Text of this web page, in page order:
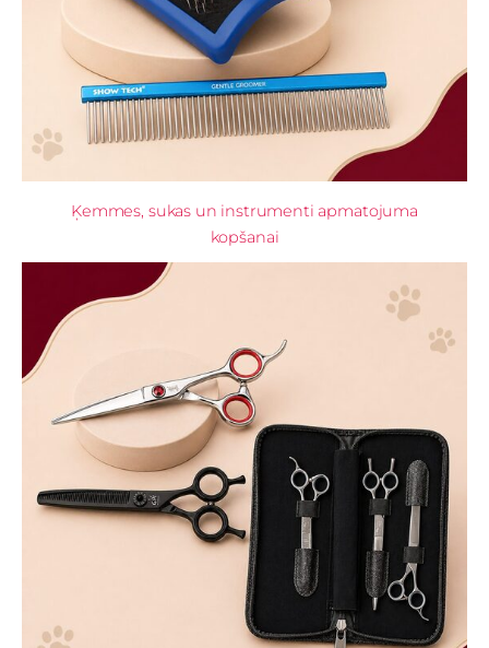
Ķemmes, sukas un instrumenti apmatojuma
kopšanai